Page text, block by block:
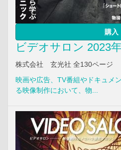
購入
ビデオサロン 2023
株式会社 玄光社 全130ページ
映画や広告、TV番組やドキュメ
る映像制作において、物...